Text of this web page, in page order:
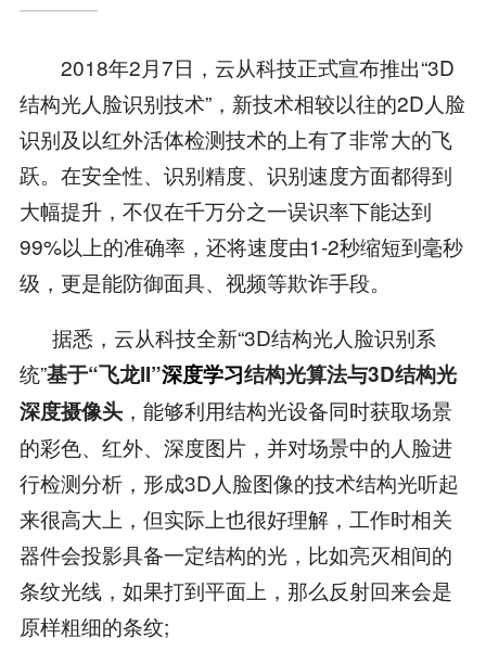
2018年2月7日，云从科技正式宣布推出“3D
结构光人脸识别技术”，新技术相较以往的2D人脸
识别及以红外活体检测技术的上有了非常大的飞
跃。在安全性、识别精度、识别速度方面都得到
大幅提升，不仅在千万分之一误识率下能达到
99%以上的准确率，还将速度由1-2秒缩短到毫秒
级，更是能防御面具、视频等欺诈手段。
据悉，云从科技全新“3D结构光人脸识别系
统”基于“飞龙II”深度学习结构光算法与3D结构光
深度摄像头，能够利用结构光设备同时获取场景
的彩色、红外、深度图片，并对场景中的人脸进
行检测分析，形成3D人脸图像的技术结构光听起
来很高大上，但实际上也很好理解，工作时相关
器件会投影具备一定结构的光，比如亮灭相间的
条纹光线，如果打到平面上，那么反射回来会是
原样粗细的条纹;